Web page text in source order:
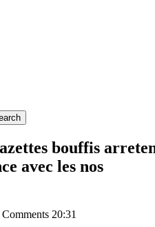
bouffis
avec les nos
Comments 20:31